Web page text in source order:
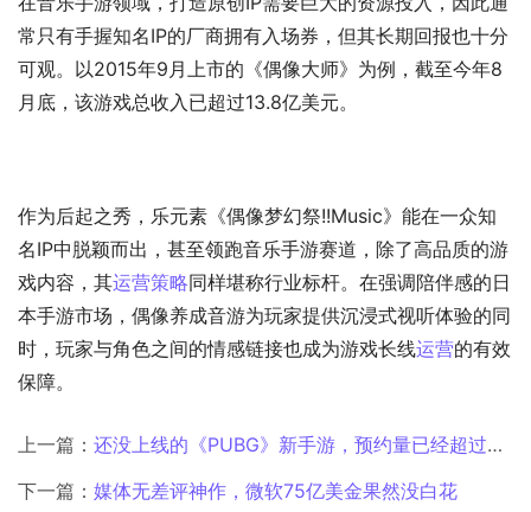
常只有手握知名IP的厂商拥有入场券，但其长期回报也十分
可观。以2015年9月上市的《偶像大师》为例，截至今年8
月底，该游戏总收入已超过13.8亿美元。
作为后起之秀，乐元素《偶像梦幻祭!!Music》能在一众知
名IP中脱颖而出，甚至领跑音乐手游赛道，除了高品质的游
戏内容，其运营策略同样堪称行业标杆。在强调陪伴感的日
本手游市场，偶像养成音游为玩家提供沉浸式视听体验的同
时，玩家与角色之间的情感链接也成为游戏长线运营的有效
保障。
上一篇： 还没上线的《PUBG》新手游，预约量已经超过了4000万
下一篇： 媒体无差评神作，微软75亿美金果然没白花